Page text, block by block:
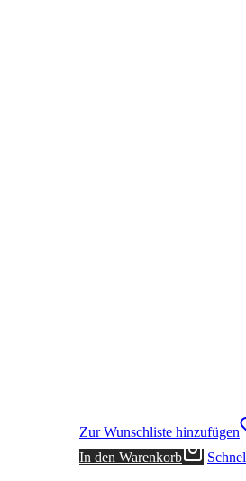
Zur Wunschliste hinzufügen
In den Warenkorb